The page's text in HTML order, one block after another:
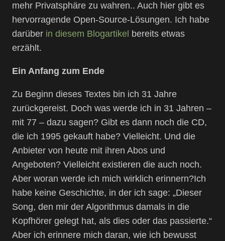
mehr Privatsphäre zu wahren.. Auch hier gibt es
hervorragende Open-Source-Lösungen. Ich habe
darüber in diesem Blogartikel bereits etwas
erzählt.
Ein Anfang zum Ende
Zu Beginn dieses Textes bin ich 31 Jahre
zurückgereist. Doch was werde ich in 31 Jahren –
mit 77 – dazu sagen? Gibt es dann noch die CD,
die ich 1995 gekauft habe? Vielleicht. Und die
Anbieter von heute mit ihren Abos und
Angeboten? Vielleicht existieren die auch noch.
Aber woran werde ich mich wirklich erinnern?Ich
habe keine Geschichte, in der ich sage: „Dieser
Song, den mir der Algorithmus damals in die
Kopfhörer gelegt hat, als dies oder das passierte.“
Aber ich erinnere mich daran, wie ich bewusst